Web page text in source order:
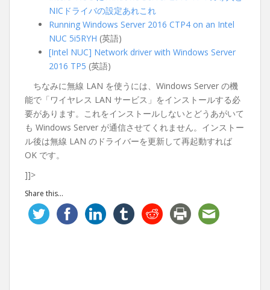
NICドライバの設定あれこれ
Running Windows Server 2016 CTP4 on an Intel
NUC 5i5RYH (英語)
[Intel NUC] Network driver with Windows Server
2016 TP5 (英語)
ちなみに無線 LAN を使うには、Windows Server の機
能で「ワイヤレス LAN サービス」をインストールする必
要があります。これをインストールしないとどうあがいて
も Windows Server が通信させてくれません。インストー
ル後は無線 LAN のドライバーを更新して再起動すれば
OK です。
]]>
Share this...